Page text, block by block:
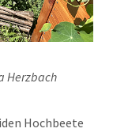
Herzbach
Hochbeete